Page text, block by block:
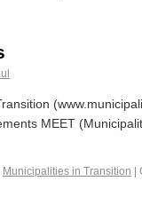
MEET
Municipalities in Transition